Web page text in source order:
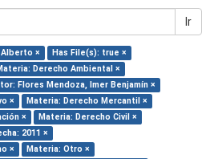
Ir
×
Has File(s): true ×
Derecho Ambiental ×
Flores Mendoza, Imer Benjamín ×
×
Materia: Derecho Mercantil ×
×
Materia: Derecho Civil ×
2011 ×
×
Materia: Otro ×